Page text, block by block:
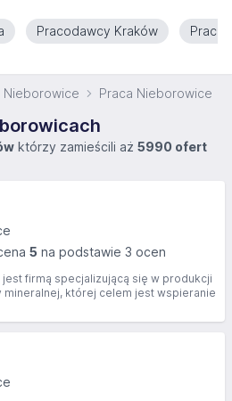
Pracodawcy Kraków
Nieborowice Praca Nieborowice
którzy zamieścili aż 5990 ofert
5 na podstawie 3 ocen
jest firmą specjalizującą się w produkcji
mineralnej, której celem jest wspieranie